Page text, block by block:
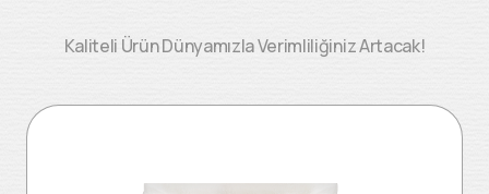
Kaliteli Ürün Dünyamızla Verimliliğiniz Artacak!